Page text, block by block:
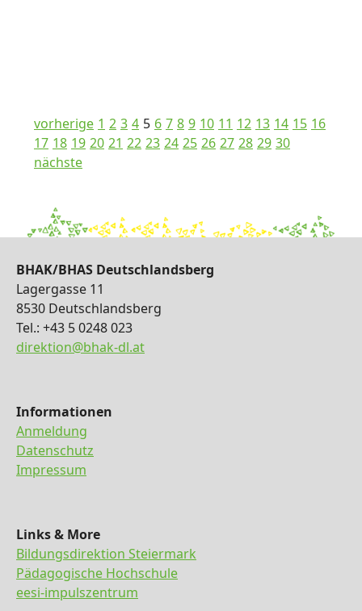
vorherige 1 2 3 4 5 6 7 8 9 10 11 12 13 14 15 16
17 18 19 20 21 22 23 24 25 26 27 28 29 30
nächste
BHAK/BHAS Deutschlandsberg
Lagergasse 11
8530 Deutschlandsberg
Tel.: +43 5 0248 023
direktion@bhak-dl.at
Informationen
Anmeldung
Datenschutz
Impressum
Links & More
Bildungsdirektion Steiermark
Pädagogische Hochschule
eesi-impulszentrum